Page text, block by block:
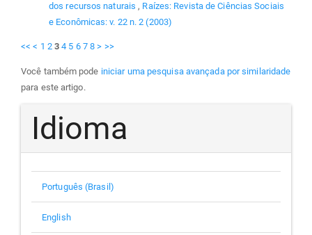
dos recursos naturais, Raízes: Revista de Ciências Sociais
e Econômicas: v. 22 n. 2 (2003)
<< < 1 2 3 4 5 6 7 8 > >>
Você também pode iniciar uma pesquisa avançada por similaridade
para este artigo.
Idioma
Português (Brasil)
English